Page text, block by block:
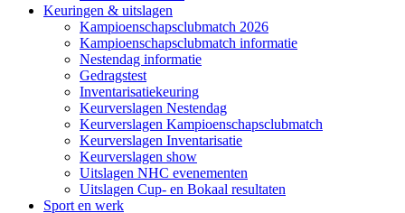
Keuringen & uitslagen
Kampioenschapsclubmatch 2026
Kampioenschapsclubmatch informatie
Nestendag informatie
Gedragstest
Inventarisatiekeuring
Keurverslagen Nestendag
Keurverslagen Kampioenschapsclubmatch
Keurverslagen Inventarisatie
Keurverslagen show
Uitslagen NHC evenementen
Uitslagen Cup- en Bokaal resultaten
Sport en werk